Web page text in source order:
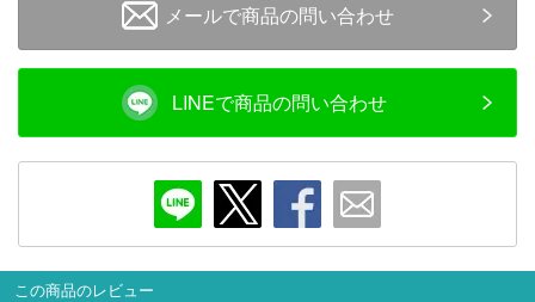
メルマガ登録 LINEお友達登録
ヘルプページ
メールで商品の問い合わせ
LINEで商品の問い合わせ
この商品のレビュー